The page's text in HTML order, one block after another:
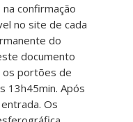
confirmação
no site de cada
do
documento
os portões de
13h45min. Após
Os